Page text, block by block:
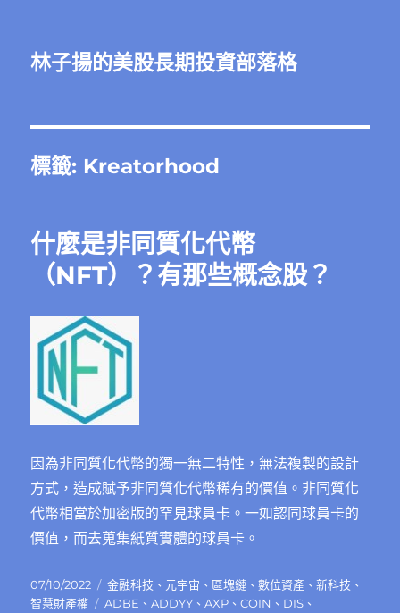
林子揚的美股長期投資部落格
標籤: Kreatorhood
什麼是非同質化代幣
（NFT）？有那些概念股？
因為非同質化代幣的獨⼀無⼆特性，無法複製的設計
方式，造成賦予非同質化代幣稀有的價值。非同質化
代幣相當於加密版的罕⾒球員卡。一如認同球員卡的
價值，而去蒐集紙質實體的球員卡。
發
佈
07/10/2022
分
類
金融科技 、元宇宙 、區塊鏈 、數位資產 、新科技 、
智慧財產權
標
ADBE 、ADDYY 、AXP 、COIN 、 DIS 、